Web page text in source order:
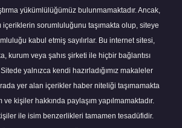
yükümlülüğümüz bulunmamaktadır. Ancak,
içeriklerin sorumluluğunu taşımakta olup, siteye
kabul etmiş sayılırlar. Bu internet sitesi,
kurum veya şahıs şirketi ile hiçbir bağlantısı
yalnızca kendi hazırladığımız makaleler
yer alan içerikler haber niteliği taşımamakta
kişiler hakkında paylaşım yapılmamaktadır.
ile isim benzerlikleri tamamen tesadüfidir.